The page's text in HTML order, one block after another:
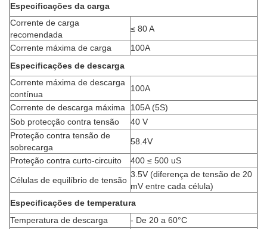
Especificações da carga
Corrente de carga
recomendada
≤ 80 A
Corrente máxima de carga
100A
Especificações de descarga
Corrente máxima de descarga
contínua
100A
Corrente de descarga máxima
105A (5S)
Sob protecção contra tensão
40 V
Proteção contra tensão de
sobrecarga
58.4V
Proteção contra curto-circuito
400 ≤ 500 uS
Células de equilíbrio de tensão
3.5V (diferença de tensão de 20
mV entre cada célula)
Especificações de temperatura
Temperatura de descarga
- De 20 a 60°C